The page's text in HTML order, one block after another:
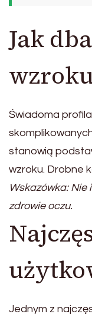
Jak
Świadoma
stanowią
wzroku. Drobne
Wskazówka:
zdrowie oczu.
Jednym z